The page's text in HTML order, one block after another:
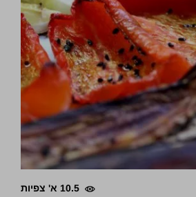
10.5 א' צפיות